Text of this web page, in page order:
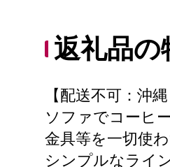
返礼品の
【配送不可：沖縄
ソファでコーヒ
金具等を一切使
シンプルなライ